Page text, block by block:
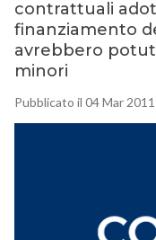
contrattuali
finanziamento
avrebbero
minori
Pubblicato il 04 Mar 2011